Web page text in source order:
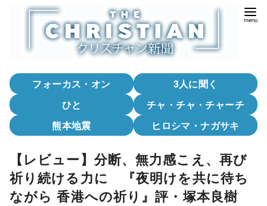
フォーカス・オン
3人に聞く
ひと
チャ・チャ・チャーチ
熊本地震
ヒロシマ・ナガサキ
【レビュー】分断、無力感こえ、再び
祈り続ける力に 『夜明けを共に待ち
ながら 香港への祈り』評・塚本良樹